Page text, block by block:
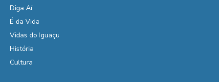
Diga Aí
É da Vida
Vidas do Iguaçu
História
Cultura